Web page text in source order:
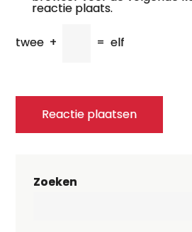
reactie plaats.
twee + = elf
Zoeken